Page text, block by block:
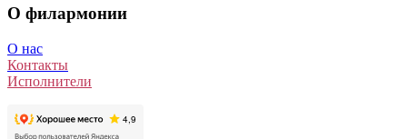
О филармонии
О нас
Контакты
Исполнители